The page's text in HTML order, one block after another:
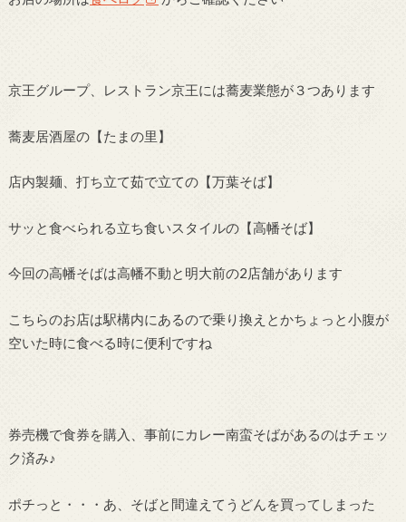
京王グループ、レストラン京王には蕎麦業態が３つあります
蕎麦居酒屋の【たまの里】
店内製麺、打ち立て茹で立ての【万葉そば】
サッと食べられる立ち食いスタイルの【高幡そば】
今回の高幡そばは高幡不動と明大前の2店舗があります
こちらのお店は駅構内にあるので乗り換えとかちょっと小腹が
空いた時に食べる時に便利ですね
券売機で食券を購入、事前にカレー南蛮そばがあるのはチェッ
ク済み♪
ポチっと・・・あ、そばと間違えてうどんを買ってしまった